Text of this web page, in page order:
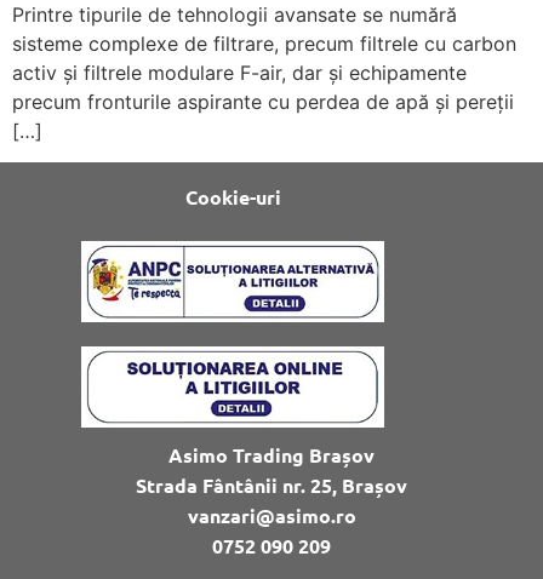
Printre tipurile de tehnologii avansate se numără
sisteme complexe de filtrare, precum filtrele cu carbon
activ și filtrele modulare F-air, dar și echipamente
precum fronturile aspirante cu perdea de apă și pereții
[…]
Cookie-uri
Asimo Trading Brașov
Strada Fântânii nr. 25, Brașov
vanzari@asimo.ro
0752 090 209